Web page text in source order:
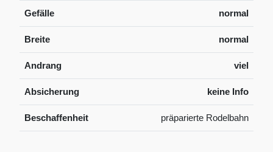
Gefälle normal
Breite normal
Andrang viel
Absicherung keine Info
Beschaffenheit präparierte Rodelbahn